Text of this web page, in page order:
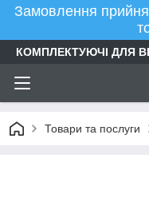
Замовлення
КОМПЛЕКТУЮЧІ ДЛЯ
Товари та послуги